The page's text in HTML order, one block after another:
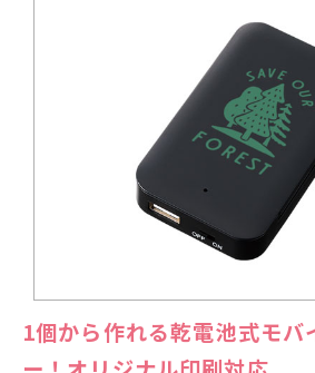
1個から作れる乾電池式モバ